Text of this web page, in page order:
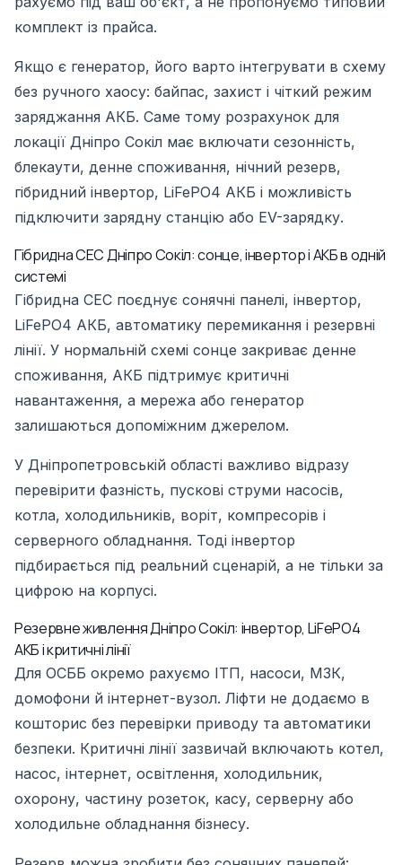
комплект із прайса.
Якщо є генератор, його варто інтегрувати в схему
без ручного хаосу: байпас, захист і чіткий режим
заряджання АКБ. Саме тому розрахунок для
локації Дніпро Сокіл має включати сезонність,
блекаути, денне споживання, нічний резерв,
гібридний інвертор, LiFePO4 АКБ і можливість
підключити зарядну станцію або EV-зарядку.
Гібридна СЕС Дніпро Сокіл: сонце, інвертор і АКБ в одній
системі
Гібридна СЕС поєднує сонячні панелі, інвертор,
LiFePO4 АКБ, автоматику перемикання і резервні
лінії. У нормальній схемі сонце закриває денне
споживання, АКБ підтримує критичні
навантаження, а мережа або генератор
залишаються допоміжним джерелом.
У Дніпропетровській області важливо відразу
перевірити фазність, пускові струми насосів,
котла, холодильників, воріт, компресорів і
серверного обладнання. Тоді інвертор
підбирається під реальний сценарій, а не тільки за
цифрою на корпусі.
Резервне живлення Дніпро Сокіл: інвертор, LiFePO4
АКБ і критичні лінії
Для ОСББ окремо рахуємо ІТП, насоси, МЗК,
домофони й інтернет-вузол. Ліфти не додаємо в
кошторис без перевірки приводу та автоматики
безпеки. Критичні лінії зазвичай включають котел,
насос, інтернет, освітлення, холодильник,
охорону, частину розеток, касу, серверну або
холодильне обладнання бізнесу.